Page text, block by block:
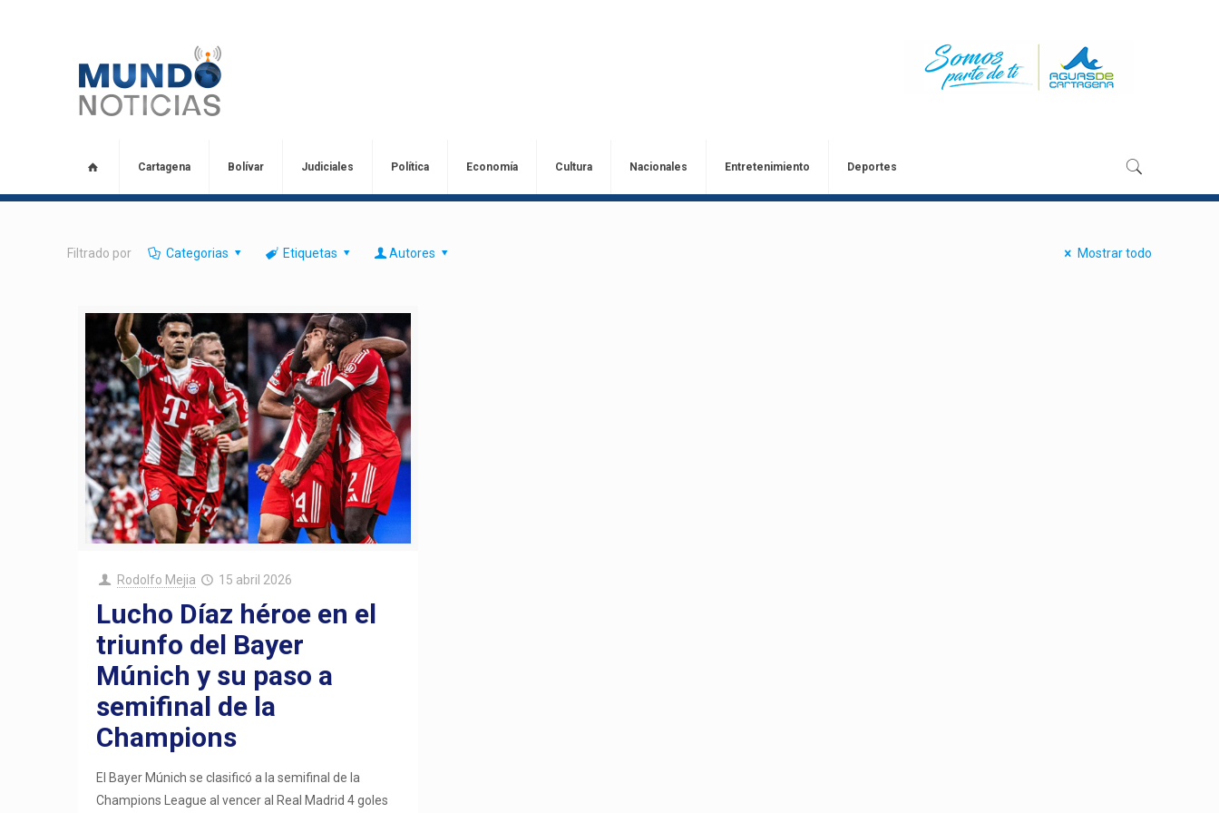
Cartagena Bolívar Judiciales Política Economía Cultura Nacionales Entretenimiento Deportes
Filtrado por Categorias Etiquetas Autores Mostrar todo
Rodolfo Mejia 15 abril 2026
Lucho Díaz héroe en el
triunfo del Bayer
Múnich y su paso a
semifinal de la
Champions
El Bayer Múnich se clasificó a la semifinal de la
Champions League al vencer al Real Madrid 4 goles